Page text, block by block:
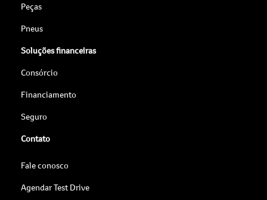
Peças
Pneus
Soluções financeiras
Consórcio
Financiamento
Seguro
Contato
Fale conosco
Agendar Test Drive